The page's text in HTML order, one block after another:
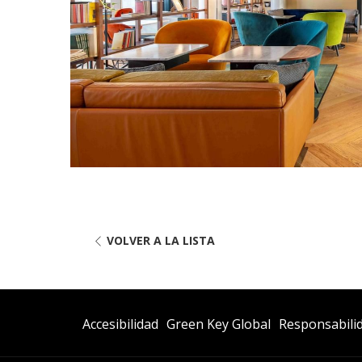
VOLVER A LA LISTA
Accesibilidad Abre
Green Key Global Abre